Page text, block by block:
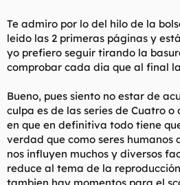
La mujer ya se ha dado cuenta de
le sale del coño yya no hay vuelta
Lo que tenemos que hacer (tenéis,
que sean necesarios que esa nueva
que lo va a hacer, porque no va a
en vez de un puto niñato llorón se
maromo hecho y derecho no dudéis
o temprano.
Dejad ya de involucionar que
ésto un tío de mi edad es para
Te admiro por lo del hilo de la
leido las 2 primeras páginas y
yo prefiero seguir tirando la
comprobar cada dia que al final
Bueno, pues siento no estar de
culpa es de las series de Cuatro o
en que en definitiva todo tiene
verdad que como seres humanos
nos influyen muchos y diversos
reduce al tema de la
tambien hay momentos para el